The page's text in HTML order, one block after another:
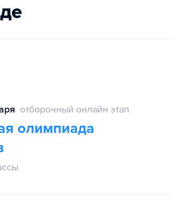
отборочный онлайн этап
олимпиада